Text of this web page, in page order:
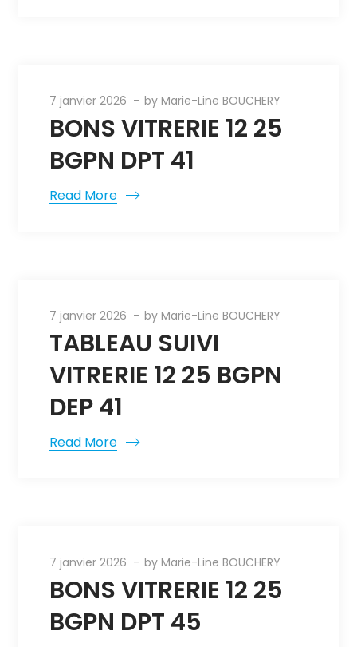
7 janvier 2026 byMarie-Line BOUCHERY
BONS VITRERIE 12 25
BGPN DPT 41
Read More
7 janvier 2026 byMarie-Line BOUCHERY
TABLEAU SUIVI
VITRERIE 12 25 BGPN
DEP 41
Read More
7 janvier 2026 byMarie-Line BOUCHERY
BONS VITRERIE 12 25
BGPN DPT 45